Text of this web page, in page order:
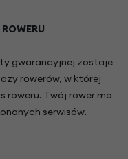
gwarancyjnej zostaje
rowerów, w której
roweru. Twój rower ma
serwisów.